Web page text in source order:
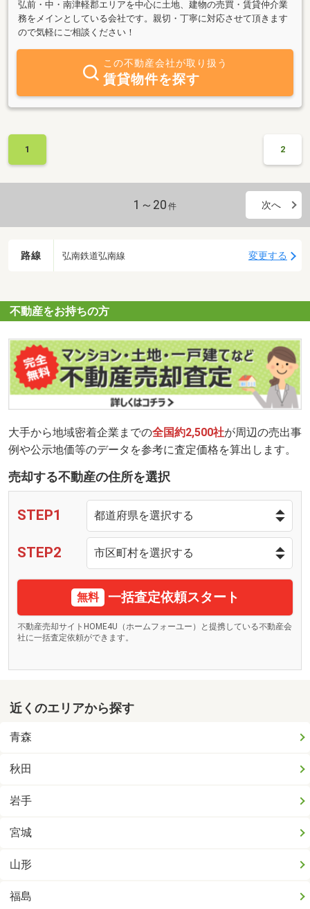
弘前・中・南津軽郡エリアを中心に土地、建物の売買・賃貸仲介業
務をメインとしている会社です。親切・丁寧に対応させて頂きます
ので気軽にご相談ください！
この不動産会社が取り扱う
賃貸物件を探す
1 2
1～20 件 次へ
路線 弘南鉄道弘南線 変更する
不動産をお持ちの方
大手から地域密着企業までの全国約2,500社が周辺の売出事
例や公示地価等のデータを参考に査定価格を算出します。
売却する不動産の住所を選択
STEP1
STEP2
無料 一括査定依頼スタート
不動産売却サイトHOME4U（ホームフォーユー）と提携している不動産会
社に一括査定依頼ができます。
近くのエリアから探す
青森
秋田
岩手
宮城
山形
福島